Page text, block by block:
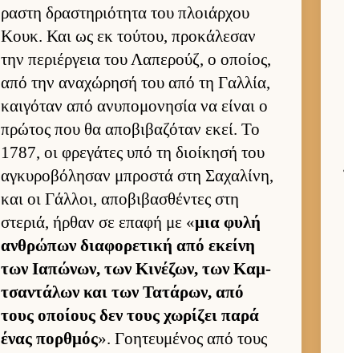
ραστη δραστηριότητα του πλοιάρ­χου
Κουκ. Και ως εκ τού­του, προκάλεσαν
την περιέρ­γεια του Λαπερούζ, ο οποί­ος,
από την αναχώρησή του από τη Γαλ­λία,
και­γόταν από ανυπομονησία να εί­ναι ο
πρώτος που θα αποβιβαζόταν εκεί. Το
1787, οι φρεγάτες υπό τη διοί­κησή του
αγκυροβόλησαν μπροστά στη Σαχαλίνη,
και οι Γάλ­λοι, αποβιβασθέντες στη
στεριά, ήρ­θαν σε επαφή με «μια φυλή
αν­θρώπων δια­φορετική από εκείνη
των Ια­πώνων, των Κινέζων, των Καμ­
τσαντάλων και των Τατάρων, από
τους οποί­ους δεν τους χωρίζει παρά
ένας πορ­θμός». Γοη­τευ­μένος από τους